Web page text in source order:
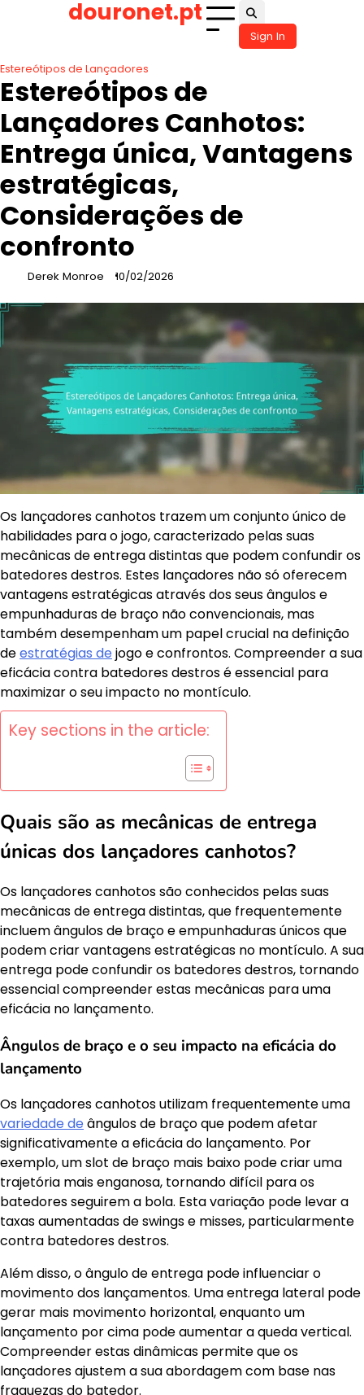
douronet.pt
Sign In
Estereótipos de Lançadores
Estereótipos de
Lançadores Canhotos:
Entrega única, Vantagens
estratégicas,
Considerações de
confronto
Derek Monroe 10/02/2026
Os lançadores canhotos trazem um conjunto único de
habilidades para o jogo, caracterizado pelas suas
mecânicas de entrega distintas que podem confundir os
batedores destros. Estes lançadores não só oferecem
vantagens estratégicas através dos seus ângulos e
empunhaduras de braço não convencionais, mas
também desempenham um papel crucial na definição
deestratégias de jogo e confrontos. Compreender a sua
eficácia contra batedores destros é essencial para
maximizar o seu impacto no montículo.
Key sections in the article:
Quais são as mecânicas de entrega
únicas dos lançadores canhotos?
Os lançadores canhotos são conhecidos pelas suas
mecânicas de entrega distintas, que frequentemente
incluem ângulos de braço e empunhaduras únicos que
podem criar vantagens estratégicas no montículo. A sua
entrega pode confundir os batedores destros, tornando
essencial compreender estas mecânicas para uma
eficácia no lançamento.
Ângulos de braço e o seu impacto na eficácia do
lançamento
Os lançadores canhotos utilizam frequentemente uma
variedade de ângulos de braço que podem afetar
significativamente a eficácia do lançamento. Por
exemplo, um slot de braço mais baixo pode criar uma
trajetória mais enganosa, tornando difícil para os
batedores seguirem a bola. Esta variação pode levar a
taxas aumentadas de swings e misses, particularmente
contra batedores destros.
Além disso, o ângulo de entrega pode influenciar o
movimento dos lançamentos. Uma entrega lateral pode
gerar mais movimento horizontal, enquanto um
lançamento por cima pode aumentar a queda vertical.
Compreender estas dinâmicas permite que os
lançadores ajustem a sua abordagem com base nas
fraquezas do batedor.